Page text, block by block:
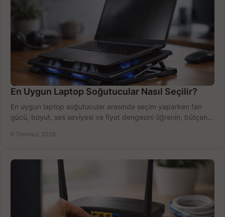
En Uygun Laptop Soğutucular Nasıl Seçilir?
En uygun laptop soğutucular arasında seçim yaparken fan
gücü, boyut, ses seviyesi ve fiyat dengesini öğrenin, bütçenizi
6 Temmuz 2026